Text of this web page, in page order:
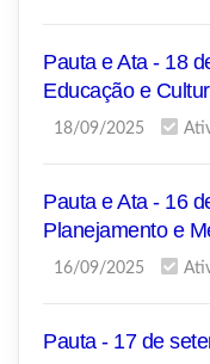
Pauta e Ata - 18
Educação e
18/09/2025
Pauta e Ata - 16
Planejamento e
16/09/2025
Pauta - 17 de